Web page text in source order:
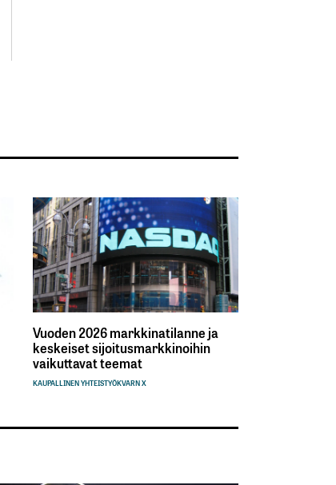
Vuoden 2026 markkinatilanne ja
keskeiset sijoitusmarkkinoihin
vaikuttavat teemat
KAUPALLINEN YHTEISTYÖKVARN X